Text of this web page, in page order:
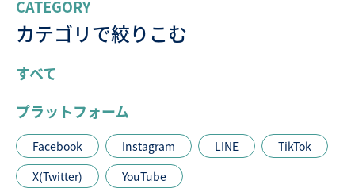
CATEGORY
カテゴリで絞りこむ
すべて
プラットフォーム
Facebook Instagram LINE
TikTok
X(Twitter)
YouTube